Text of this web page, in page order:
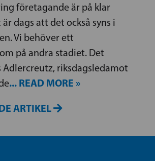
företagande är på klar
dags att det också syns i
Vi behöver ett
på andra stadiet. Det
Adlercreutz, riksdagsledamot
... READ MORE »
ARTIKEL